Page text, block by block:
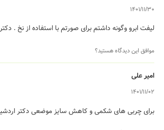
1401/11/30
لیفت ابرو وگونه داشتم برای صورتم با استفاده از نخ .
موافق این دیدگاه هستید؟
امیر علی
1401/11/02
برای چربی های شکمی و کاهش سایز موضعی دکتر اردشیر